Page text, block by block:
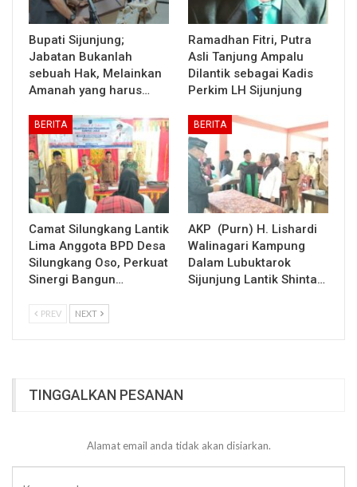
Bupati Sijunjung;
Jabatan Bukanlah
sebuah Hak, Melainkan
Amanah yang harus…
Ramadhan Fitri, Putra
Asli Tanjung Ampalu
Dilantik sebagai Kadis
Perkim LH Sijunjung
BERITA
Camat Silungkang Lantik
Lima Anggota BPD Desa
Silungkang Oso, Perkuat
Sinergi Bangun…
BERITA
AKP (Purn) H. Lishardi
Walinagari Kampung
Dalam Lubuktarok
Sijunjung Lantik Shinta…
PREV NEXT
TINGGALKAN PESANAN
Alamat email anda tidak akan disiarkan.